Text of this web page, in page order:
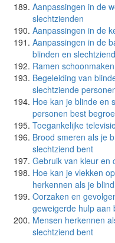
Aanpassingen in de
slechtzienden
Aanpassingen in de
Aanpassingen in de
blinden en
Ramen
Begeleiding van
slechtziende
Hoe kan je blinde en
personen best
Toegankelijke
Brood smeren als je
slechtziend bent
Gebruik van kleur en
Hoe kan je vlekken
herkennen als je
Oorzaken en
geweigerde hulp aan
Mensen herkennen
slechtziend bent